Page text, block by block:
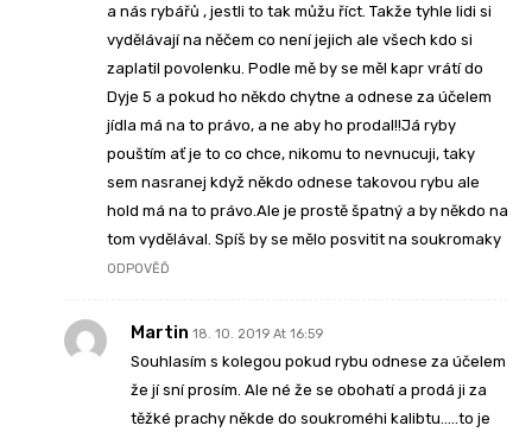
a nás rybářů , jestli to tak můžu říct. Takže tyhle lidi si
vydělávají na něčem co není jejich ale všech kdo si
zaplatil povolenku. Podle mě by se měl kapr vrátí do
Dyje 5 a pokud ho někdo chytne a odnese za účelem
jídla má na to právo, a ne aby ho prodal!!Já ryby
pouštím ať je to co chce, nikomu to nevnucuji, taky
sem nasranej když někdo odnese takovou rybu ale
hold má na to právo.Ale je prostě špatný a by někdo na
tom vydělával. Spíš by se mělo posvitit na soukromaky
ODPOVĚĎ
Martin 18. 10. 2019 At 16:59
Souhlasím s kolegou pokud rybu odnese za účelem
že jí sní prosím. Ale né že se obohatí a prodá ji za
těžké prachy někde do soukroméhi kalibtu…..to je